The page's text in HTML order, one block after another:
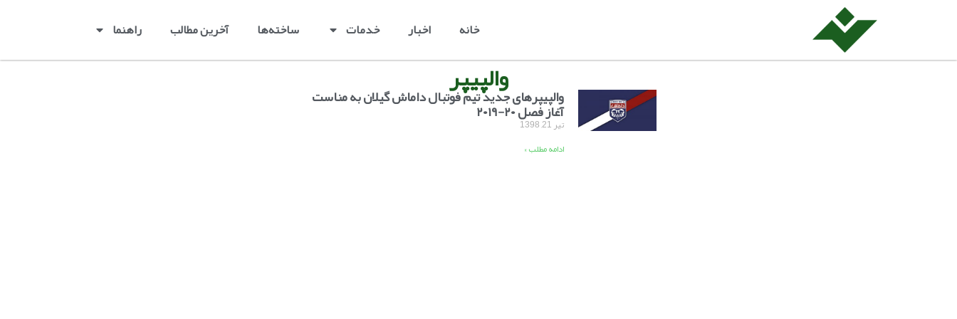
خانه اخبار خدمات ساخته‌ها آخرین مطالب راهنما
والپیپر
والپیپرهای جدید تیم فوتبال داماش گیلان به مناست
آغاز فصل ۲۰-۲۰۱۹
تیر 21, 1398
ادامه مطلب »